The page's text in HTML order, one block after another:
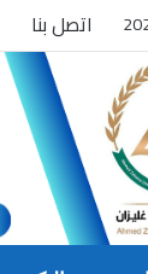
اتصل بنا